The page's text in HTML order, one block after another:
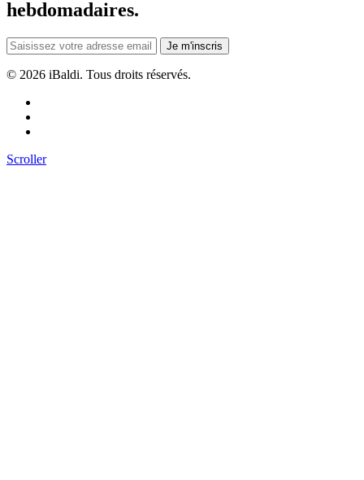
hebdomadaires.
Je m'inscris
© 2026 iBaldi. Tous droits réservés.
Scroller